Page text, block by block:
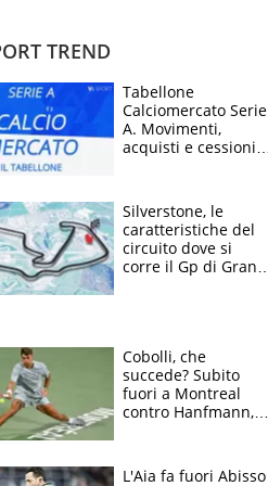
TREND
Tabellone
Calciomercato Serie
A. Movimenti,
acquisti e cessioni:
Silverstone, le
caratteristiche del
circuito dove si
corre il Gp di Gran
Cobolli, che
succede? Subito
fuori a Montreal
contro Hanfmann,
L'Aia fa fuori Abisso